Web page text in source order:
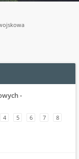
-
4 5 6 7 8